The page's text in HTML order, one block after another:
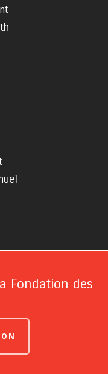
Fondation des